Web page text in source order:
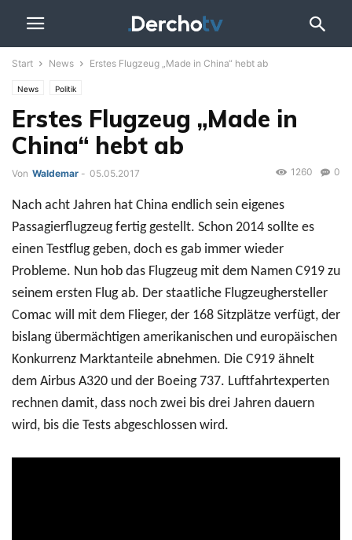
Start News Erstes Flugzeug „Made in China“ hebt ab
News Politik
Erstes Flugzeug „Made in
China“ hebt ab
Von Waldemar - 05.05.2017 0
1260
Nach acht Jahren hat China endlich sein eigenes
Passagierflugzeug fertig gestellt. Schon 2014 sollte es
einen Testflug geben, doch es gab immer wieder
Probleme. Nun hob das Flugzeug mit dem Namen C919 zu
seinem ersten Flug ab. Der staatliche Flugzeughersteller
Comac will mit dem Flieger, der 168 Sitzplätze verfügt, der
bislang übermächtigen amerikanischen und europäischen
Konkurrenz Marktanteile abnehmen. Die C919 ähnelt
dem Airbus A320 und der Boeing 737. Luftfahrtexperten
rechnen damit, dass noch zwei bis drei Jahren dauern
wird, bis die Tests abgeschlossen wird.